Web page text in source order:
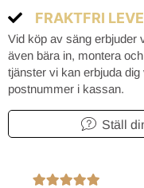
FRAKTFRI
Vid köp av säng erbjuder
även bära in, montera
tjänster vi kan erbjuda
postnummer i kassan.
Ställ